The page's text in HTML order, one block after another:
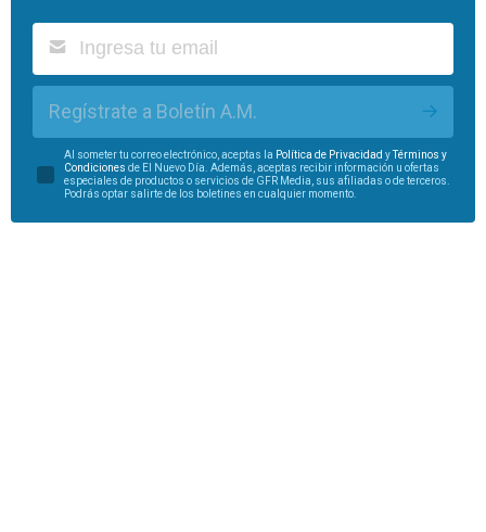
Regístrate a Boletín A.M.
Al someter tu correo electrónico, aceptas la Política de Privacidad yTérminos y
Condiciones de El Nuevo Día. Además, aceptas recibir información u ofertas
especiales de productos o servicios de GFR Media, sus afiliadas o de terceros.
Podrás optar salirte de los boletines en cualquier momento.